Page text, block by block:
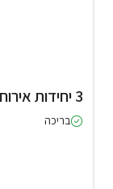
3 יחידות אירוח במצפה רמון
בריכה